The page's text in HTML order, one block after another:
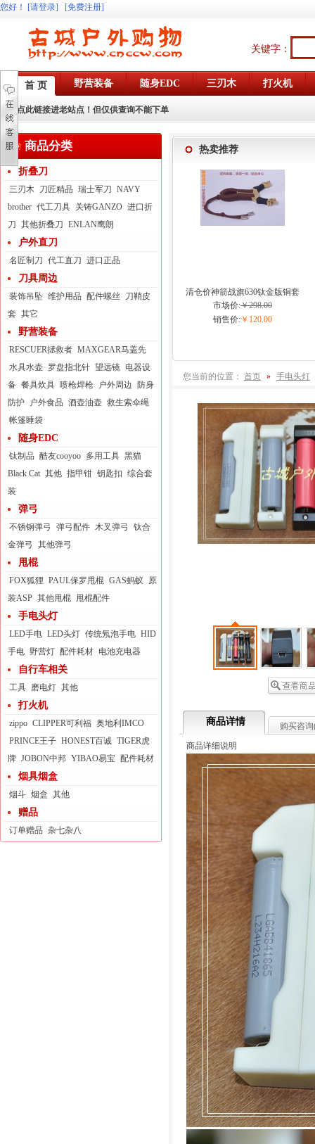
您好 ！ [请登录] [免费注册]
关键字：
首 页 野营装备 随身EDC 三刃木 打火机
点此链接进老站点！但仅供查询不能下单
商品分类
折叠刀
三刃木 刀匠精品 瑞士军刀 NAVY
brother 代工刀具 关铸GANZO 进口折
刀 其他折叠刀 ENLAN鹰朗
户外直刀
名匠制刀 代工直刀 进口正品
刀具周边
装饰吊坠 维护用品 配件螺丝
刀鞘皮
套 其它
野营装备
RESCUER拯救者 MAXGEAR马盖先
水具水壶 罗盘指北针 望远镜 电器设
备 餐具炊具 喷枪焊枪 户外周边
防身
防护
户外食品 酒壶油壶 救生索伞绳
帐篷睡袋
随身EDC
钛制品 酷友cooyoo 多用工具 黑猫
Black Cat 其他 指甲钳 钥匙扣 综合套
装
弹弓
不锈钢弹弓 弹弓配件 木叉弹弓
钛合
金弹弓
其他弹弓
甩棍
FOX狐狸 PAUL保罗甩棍 GAS蚂蚁
原
装ASP 其他甩棍 甩棍配件
手电头灯
LED手电 LED头灯 传统氖泡手电 HID
手电 野营灯 配件耗材 电池充电器
自行车相关
工具 磨电灯 其他
打火机
zippo CLIPPER可利福 奥地利IMCO
PRINCE王子 HONEST百诚 TIGER虎
牌 JOBON中邦 YIBAO易宝 配件耗材
烟具烟盒
烟斗 烟盒 其他
赠品
订单赠品 杂七杂八
热卖推荐
清仓价神箭战旗630钛金版铜套
弓眼反曲球卡六股弹弓
市场价:￥298.00
销售价: ￥120.00
您当前的位置： 首页 » 手电头灯
商品详情
购买咨询
商品详细说明